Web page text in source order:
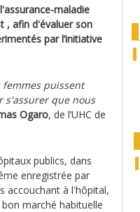
maladie
, afin d'évaluer son
par l’initiative
femmes puissent
s'assurer que nous
Ogaro, de l’UHC de
publics, dans
enregistrée par
accouchant à l'hôpital,
marché habituelle